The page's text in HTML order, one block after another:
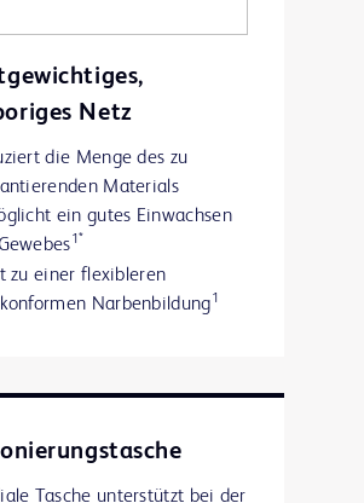
Netz
die Menge des zu
Materials
ein gutes Einwachsen
1*
zu einer flexibleren
Narbenbildung1
Tasche unterstützt bei der